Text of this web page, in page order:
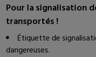
Pour la signalisation
transportés !
Étiquette de
dangereuses.